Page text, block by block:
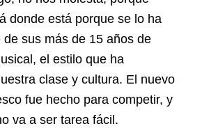
donde está porque se lo ha
sus más de 15 años de
el estilo que ha
clase y cultura. El nuevo
fue hecho para competir, y
va a ser tarea fácil.